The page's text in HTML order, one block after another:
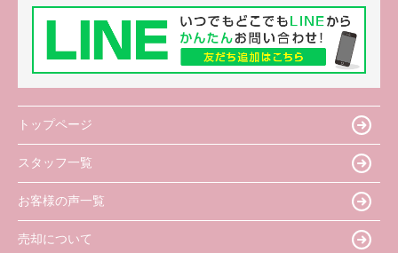
トップページ
スタッフ一覧
お客様の声一覧
売却について